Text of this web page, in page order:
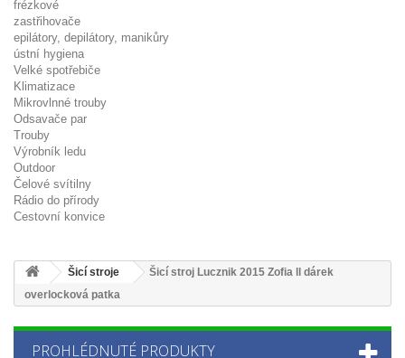
frézkové
zastřihovače
epilátory, depilátory, manikůry
ústní hygiena
Velké spotřebiče
Klimatizace
Mikrovlnné trouby
Odsavače par
Trouby
Výrobník ledu
Outdoor
Čelové svítilny
Rádio do přírody
Cestovní konvice
Šicí stroje
Šicí stroj Lucznik 2015 Zofia ll dárek
overlocková patka
PROHLÉDNUTÉ PRODUKTY